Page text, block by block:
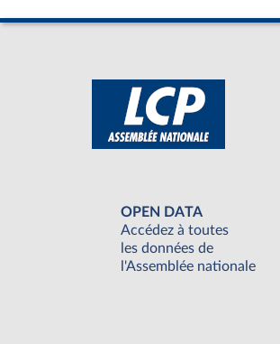
OPEN DATA
Accédez à toutes
les données de
l'Assemblée nationale